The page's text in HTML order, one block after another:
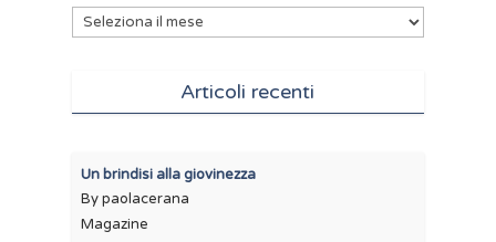
Archivi
Articoli recenti
Un brindisi alla giovinezza
By paolacerana
Magazine